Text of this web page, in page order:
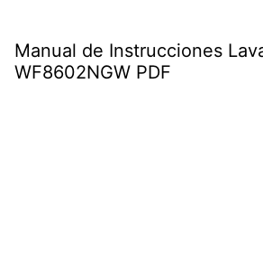
Manual de Instrucciones
WF8602NGW PDF